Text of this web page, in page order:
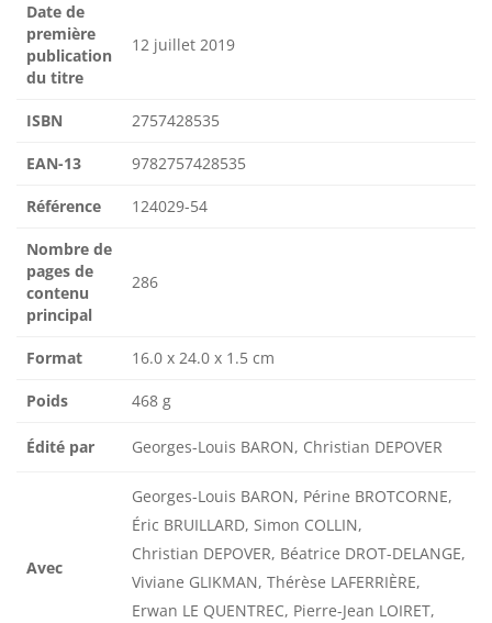
Date de
première
publication
du titre
12 juillet 2019
ISBN 2757428535
EAN-13 9782757428535
Référence 124029-54
Nombre de
pages de
contenu
principal
286
Format 16.0 x 24.0 x 1.5 cm
Poids 468 g
Édité par Georges-Louis BARON, Christian DEPOVER
Avec
Georges-Louis BARON, Périne BROTCORNE,
Éric BRUILLARD, Simon COLLIN,
Christian DEPOVER, Béatrice DROT-DELANGE,
Viviane GLIKMAN, Thérèse LAFERRIÈRE,
Erwan LE QUENTREC, Pierre-Jean LOIRET,